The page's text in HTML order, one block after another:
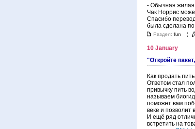
- Обычная жилая
Чак Норрис
Спасибо
была сделана
Раздел: fun
10 January
"Откройте
Как продать
Ответом стал
привычку пить
называем
поможет вам
веке и позволит
И ещё ряд
встретить на